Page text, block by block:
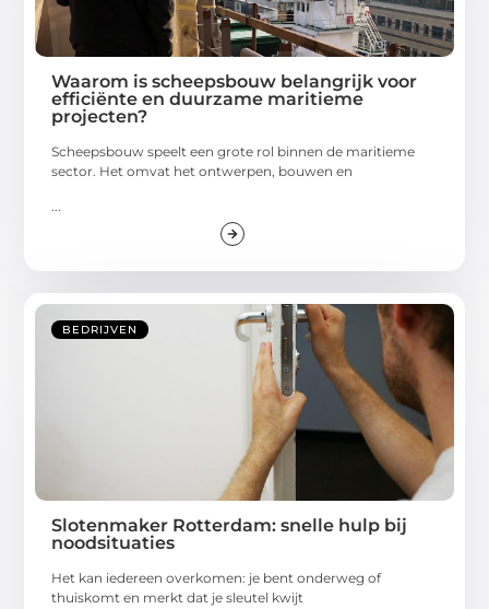
Waarom is scheepsbouw belangrijk voor
efficiënte en duurzame maritieme
projecten?
Scheepsbouw speelt een grote rol binnen de maritieme
sector. Het omvat het ontwerpen, bouwen en
...
BEDRIJVEN
Slotenmaker Rotterdam: snelle hulp bij
noodsituaties
Het kan iedereen overkomen: je bent onderweg of
thuiskomt en merkt dat je sleutel kwijt